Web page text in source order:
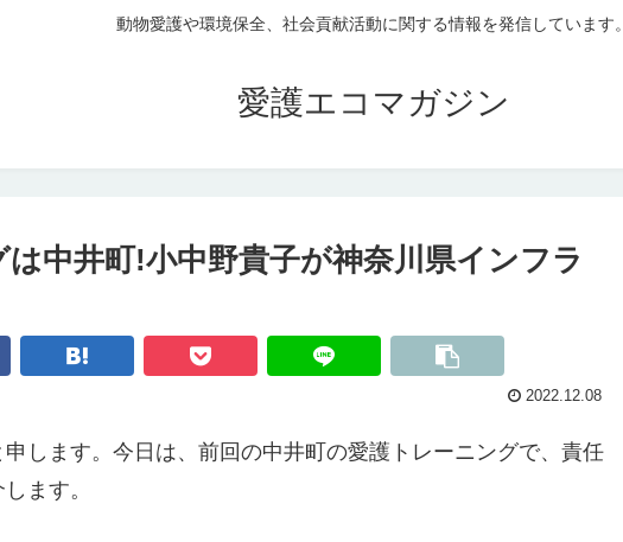
動物愛護や環境保全、社会貢献活動に関する情報を発信しています。
愛護エコマガジン
中井町!小中野貴子が神奈川県インフラ
2022.12.08
します。今日は、前回の中井町の愛護トレーニングで、責任
ます。